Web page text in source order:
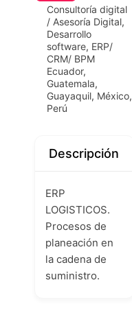
Consultoría digital
/ Asesoría Digital,
Desarrollo
software, ERP/
CRM/ BPM
Ecuador,
Guatemala,
Guayaquil, México,
Perú
Descripción
ERP
LOGISTICOS.
Procesos de
planeación en
la cadena de
suministro.